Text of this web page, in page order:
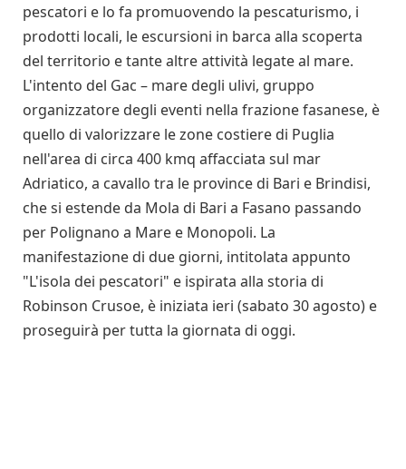
pescatori e lo fa promuovendo la pescaturismo, i
prodotti locali, le escursioni in barca alla scoperta
del territorio e tante altre attività legate al mare.
L'intento del Gac – mare degli ulivi, gruppo
organizzatore degli eventi nella frazione fasanese, è
quello di valorizzare le zone costiere di Puglia
nell'area di circa 400 kmq affacciata sul mar
Adriatico, a cavallo tra le province di Bari e Brindisi,
che si estende da Mola di Bari a Fasano passando
per Polignano a Mare e Monopoli. La
manifestazione di due giorni, intitolata appunto
"L'isola dei pescatori" e ispirata alla storia di
Robinson Crusoe, è iniziata ieri (sabato 30 agosto) e
proseguirà per tutta la giornata di oggi.